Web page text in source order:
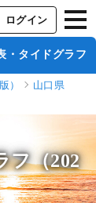
ログイン
・タイドグラフ
）
山口県
フ（202